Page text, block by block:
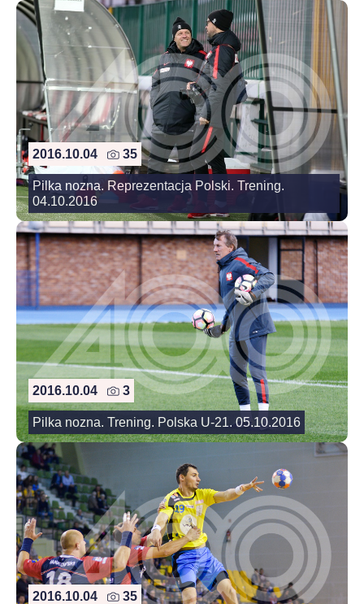
2016.10.04 35
Pilka nozna. Reprezentacja Polski. Trening.
04.10.2016
2016.10.04 3
Pilka nozna. Trening. Polska U-21. 05.10.2016
2016.10.04 35